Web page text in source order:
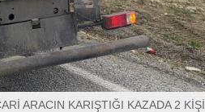
ARACIN KARIŞTIĞI KAZADA 2 KİŞİ